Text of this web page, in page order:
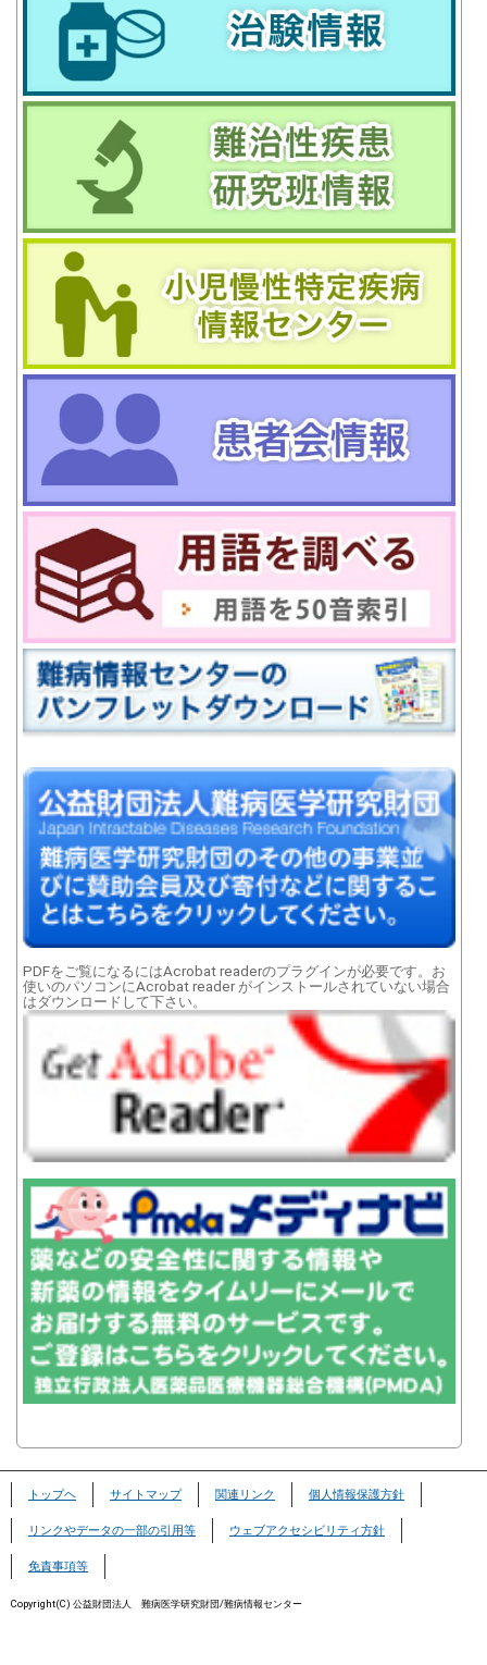
PDFをご覧になるにはAcrobat readerのプラグインが必要です。お
使いのパソコンにAcrobat reader がインストールされていない場合
はダウンロードして下さい。
トップヘ サイトマップ 関連リンク 個人情報保護方針
リンクやデータの一部の引用等 ウェブアクセシビリティ方針
免責事項等
Copyright(C) 公益財団法人 難病医学研究財団/難病情報センター